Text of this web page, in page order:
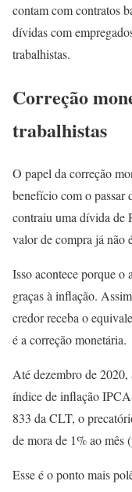
contam com contratos
dívidas com
trabalhistas.
Correção
trabalhistas
O papel da correção
benefício com o passar
contraiu uma dívida de
valor de compra já não
Isso acontece porque o
graças à inflação.
credor receba o
é a correção monetária.
Até dezembro de 2020,
índice de inflação
833 da CLT, o
de mora de 1% ao mês
Esse é o ponto mais